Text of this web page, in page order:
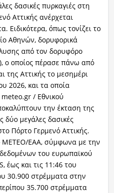
δασικές πυρκαγιές στη
Αττικής ανέρχεται
Ειδικότερα, όπως τονίζει το
Αθηνών, δορυφορικά
από τον δορυφόρο
ο οποίος πέρασε πάνω από
της Αττικής το μεσημέρι
2026, και τα οποία
/ Εθνικού
την έκταση της
δύο μεγάλες δασικές
Πόρτο Γερμενό Αττικής.
ΜΕΤΕΟ/ΕΑΑ, σύμφωνα με την
του ευρωπαϊκού
έως και τις 11:46 του
30.900 στρέμματα στην
35.700 στρέμματα